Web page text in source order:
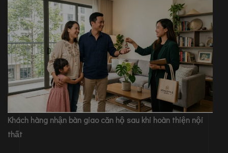
Khách hàng nhận bàn giao căn hộ sau khi hoàn thiện nội
thất